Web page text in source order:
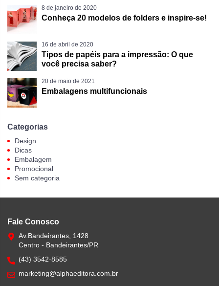
8 de janeiro de 2020
Conheça 20 modelos de folders e inspire-se!
16 de abril de 2020
Tipos de papéis para a impressão: O que
você precisa saber?
20 de maio de 2021
Embalagens multifuncionais
Categorias
Design
Dicas
Embalagem
Promocional
Sem categoria
Fale Conosco
Av.Bandeirantes, 1428
Centro - Bandeirantes/PR
(43) 3542-8585
marketing@alphaeditora.com.br